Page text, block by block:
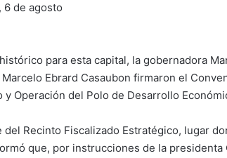
6 de agosto
para esta capital, la gobernadora
Marcelo Ebrard Casaubon firmaron el
y Operación del Polo de Desarrollo
del Recinto Fiscalizado Estratégico, lugar
que, por instrucciones de la